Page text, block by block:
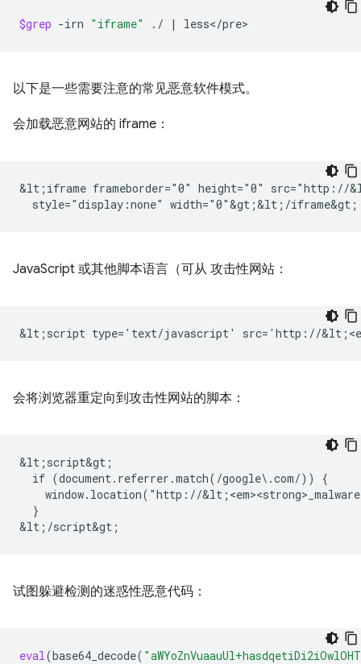
$grep -irn "iframe" ./ |
以下是一些需要注意的常见恶意软件模式。
会加载恶意网站的 iframe：
&lt;iframe frameborder="0" height="0" src="http://
JavaScript 或其他脚本语言（可从 攻击性网站：
会将浏览器重定向到攻击性网站的脚本：
&lt;script&gt;
  if (document.referrer.match(/google\.com/)) {
window.location("http://
  }
试图躲避检测的迷惑性恶意代码：
eval(base64_decode(